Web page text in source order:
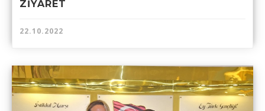
ZİYARET
22.10.2022